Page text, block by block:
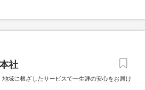
社
域に根ざしたサービスで一生涯の安心をお届け